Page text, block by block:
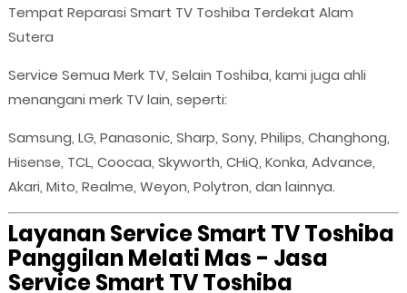
Tempat Reparasi Smart TV Toshiba Terdekat Alam
Sutera
Service Semua Merk TV, Selain Toshiba, kami juga ahli
menangani merk TV lain, seperti:
Samsung, LG, Panasonic, Sharp, Sony, Philips, Changhong,
Hisense, TCL, Coocaa, Skyworth, CHiQ, Konka, Advance,
Akari, Mito, Realme, Weyon, Polytron, dan lainnya.
Layanan Service Smart TV Toshiba
Panggilan Melati Mas - Jasa
Service Smart TV Toshiba